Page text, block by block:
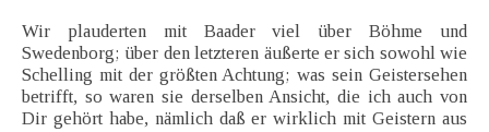
Wir plauderten mit Baader viel über Böhme und
Swedenborg; über den letzteren äußerte er sich sowohl wie
Schelling mit der größten Achtung; was sein Geistersehen
betrifft, so waren sie derselben Ansicht, die ich auch von
Dir gehört habe, nämlich daß er wirklich mit Geistern aus